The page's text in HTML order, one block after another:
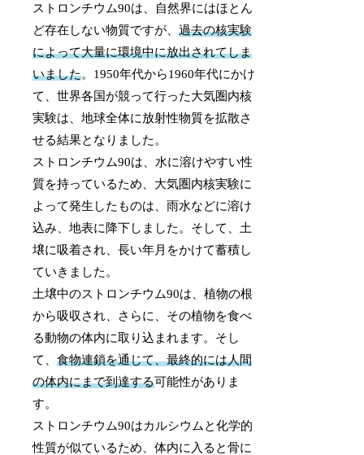
ストロンチウム90は、自然界にはほとん
ど存在しない物質ですが、過去の核実験
によって大量に環境中に放出されてしま
いました。1950年代から1960年代にかけ
て、世界各国が競って行った大気圏内核
実験は、地球全体に放射性物質を拡散さ
せる結果となりました。
ストロンチウム90は、水に溶けやすい性
質を持っているため、大気圏内核実験に
よって発生したものは、雨水などに溶け
込み、地表に降下しました。そして、土
壌に吸着され、長い年月をかけて蓄積し
ていきました。
土壌中のストロンチウム90は、植物の根
から吸収され、さらに、その植物を食べ
る動物の体内に取り込まれます。そし
て、食物連鎖を通じて、最終的には人間
の体内にまで到達する可能性がありま
す。
ストロンチウム90はカルシウムと化学的
性質が似ているため、体内に入ると骨に